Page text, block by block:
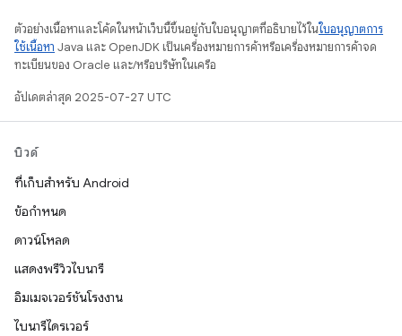
ตัวอย่างเนื้อหาและโค้ดในหน้าเว็บนี้ขึ้นอยู่กับใบอนุญาตที่อธิบายไว้ในใบอนุญาตการ
ใช้เนื้อหา Java และ OpenJDK เป็นเครื่องหมายการค้าหรือเครื่องหมายการค้าจด
ทะเบียนของ Oracle และ/หรือบริษัทในเครือ
อัปเดตล่าสุด 2025-07-27 UTC
บิวด์
ที่เก็บสำหรับ Android
ข้อกำหนด
ดาวน์โหลด
แสดงพรีวิวไบนารี
อิมเมจเวอร์ชันโรงงาน
ไบนารีไดรเวอร์